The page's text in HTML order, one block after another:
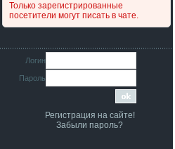
сравнивал подушку акпп бензиновой и
дизельной машины намера
4578063AG и 4578061AG? По фото
iMrCoffeeBLR4
11 июля 2026
[b]era124[/b],
Ага понял буду знать спасибо
era124
7 июля 2026
Только зарегистрированные
посетители могут писать в чате.
Логин
Пароль
Регистрация на сайте!
Забыли пароль?